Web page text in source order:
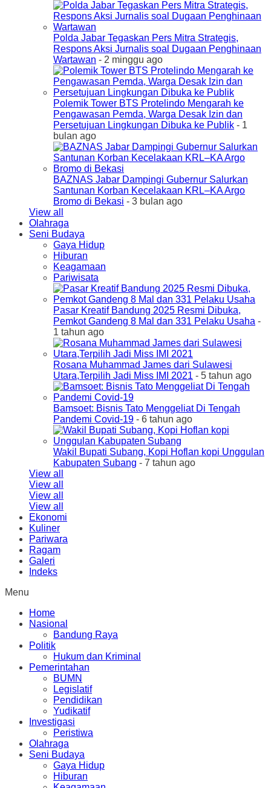
Polda Jabar Tegaskan Pers Mitra Strategis,
Respons Aksi Jurnalis soal Dugaan Penghinaan
Wartawan - 2 minggu ago
Polemik Tower BTS Protelindo Mengarah ke
Pengawasan Pemda, Warga Desak Izin dan
Persetujuan Lingkungan Dibuka ke Publik - 1
bulan ago
BAZNAS Jabar Dampingi Gubernur Salurkan
Santunan Korban Kecelakaan KRL–KA Argo
Bromo di Bekasi - 3 bulan ago
View all
Olahraga
Seni Budaya
Gaya Hidup
Hiburan
Keagamaan
Pariwisata
Pasar Kreatif Bandung 2025 Resmi Dibuka,
Pemkot Gandeng 8 Mal dan 331 Pelaku Usaha -
1 tahun ago
Rosana Muhammad James dari Sulawesi
Utara,Terpilih Jadi Miss IMI 2021 - 5 tahun ago
Bamsoet: Bisnis Tato Menggeliat Di Tengah
Pandemi Covid-19 - 6 tahun ago
Wakil Bupati Subang, Kopi Hoflan kopi Unggulan
Kabupaten Subang - 7 tahun ago
View all
View all
View all
View all
Ekonomi
Kuliner
Pariwara
Ragam
Galeri
Indeks
Menu
Home
Nasional
Bandung Raya
Politik
Hukum dan Kriminal
Pemerintahan
BUMN
Legislatif
Pendidikan
Yudikatif
Investigasi
Peristiwa
Olahraga
Seni Budaya
Gaya Hidup
Hiburan